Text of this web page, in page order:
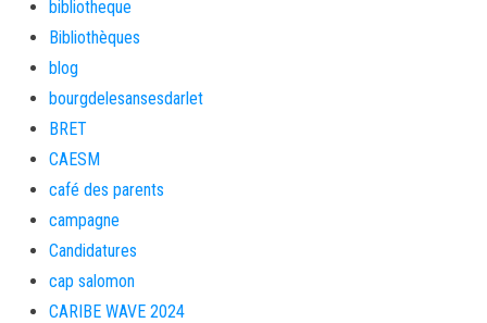
bibliotheque
Bibliothèques
blog
bourgdelesansesdarlet
BRET
CAESM
café des parents
campagne
Candidatures
cap salomon
CARIBE WAVE 2024